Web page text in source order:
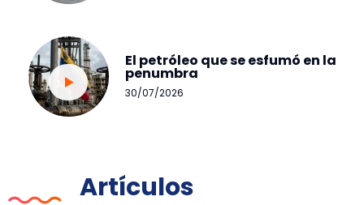
El petróleo que se esfumó en la
penumbra
30/07/2026
Artículos